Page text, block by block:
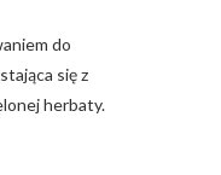
do
się z
herbaty.